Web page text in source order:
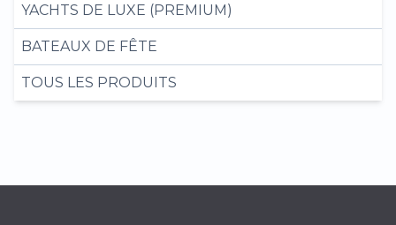
YACHTS DE LUXE (PREMIUM)
BATEAUX DE FÊTE
TOUS LES PRODUITS